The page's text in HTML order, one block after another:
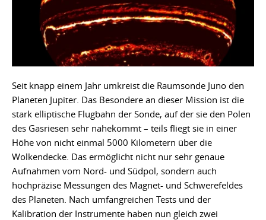
Seit knapp einem Jahr umkreist die Raumsonde Juno den
Planeten Jupiter. Das Besondere an dieser Mission ist die
stark elliptische Flugbahn der Sonde, auf der sie den Polen
des Gasriesen sehr nahekommt – teils fliegt sie in einer
Höhe von nicht einmal 5000 Kilometern über die
Wolkendecke. Das ermöglicht nicht nur sehr genaue
Aufnahmen vom Nord- und Südpol, sondern auch
hochpräzise Messungen des Magnet- und Schwerefeldes
des Planeten. Nach umfangreichen Tests und der
Kalibration der Instrumente haben nun gleich zwei